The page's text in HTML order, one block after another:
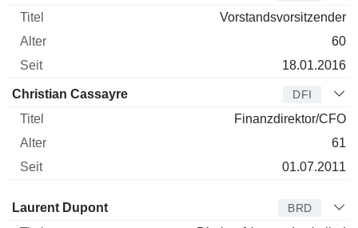
Vorstandsvorsitzender
60
18.01.2016
Christian Cassayre DFI
Finanzdirektor/CFO
61
01.07.2011
Verwaltungsratsmitglied
Laurent Dupont BRD